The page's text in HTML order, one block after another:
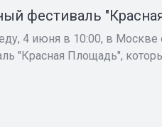
фестиваль
4 июня в 10:00, в
"Красная Площадь",